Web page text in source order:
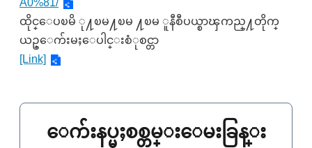
A0%81/
ထိုင္ေပၿမိ ု႔ၿမ႔ၿမ ႔ၿမ ူနီစီပယ္စာၾကည္႔တိုက္
ယဥ္ေက်းမႈေပါင္းစံုစင္တာ
[Link]
ေက်းနပ္မႈစစ္တမ္းေမးခြန္း